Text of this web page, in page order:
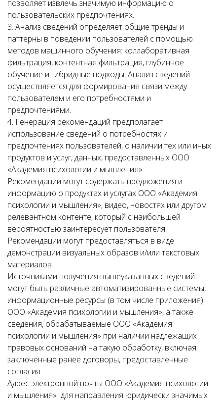
позволяет извлечь значимую информацию о
пользовательских предпочтениях.
3. Анализ сведений определяет общие тренды и
паттерны в поведении пользователей с помощью
методов машинного обучения: коллаборативная
фильтрация, контентная фильтрация, глубинное
обучение и гибридные подходы. Анализ сведений
осуществляется для формирования связи между
пользователем и его потребностями и
предпочтениями.
4. Генерация рекомендаций предполагает
использование сведений о потребностях и
предпочтениях пользователей, о наличии тех или иных
продуктов и услуг, данных, предоставленных ООО
«Академия психологии и мышления».
Рекомендации могут содержать предложения и
информацию о продуктах и услугах ООО «Академия
психологии и мышления», видео, новостях или другом
релевантном контенте, который с наибольшей
вероятностью заинтересует пользователя.
Рекомендации могут предоставляться в виде
демонстрации визуальных образов и/или текстовых
материалов.
Источниками получения вышеуказанных сведений
могут быть различные автоматизированные системы,
информационные ресурсы (в том числе приложения)
ООО «Академия психологии и мышления», а также
сведения, обрабатываемые ООО «Академия
психологии и мышления» при наличии надлежащих
правовых оснований на такую обработку, включая
заключенные ранее договоры, предоставленные
согласия.
Адрес электронной почты ООО «Академия психологии
и мышления» для направления юридически значимых